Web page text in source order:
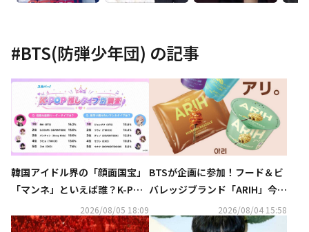
#BTS(防弾少年団) の記事
韓国アイドル界の「顔面国宝」
「マンネ」といえば誰？K-POP
推しタイプ別調査の結果が明ら
かに
2026/08/05 18:09
BTSが企画に参加！フード＆ビ
バレッジブランド「ARIH」今夏
に日本初上陸…イベントも開催
決定
2026/08/04 15:58